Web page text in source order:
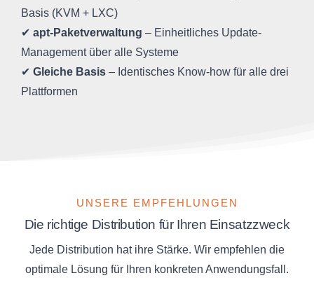
Basis (KVM + LXC)
✔ apt-Paketverwaltung – Einheitliches Update-
Management über alle Systeme
✔ Gleiche Basis – Identisches Know-how für alle drei
Plattformen
UNSERE EMPFEHLUNGEN
Die richtige Distribution für Ihren Einsatzzweck
Jede Distribution hat ihre Stärke. Wir empfehlen die
optimale Lösung für Ihren konkreten Anwendungsfall.